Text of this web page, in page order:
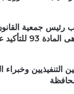
رئيس جمعية
على احترام مصر
التنفيذيين